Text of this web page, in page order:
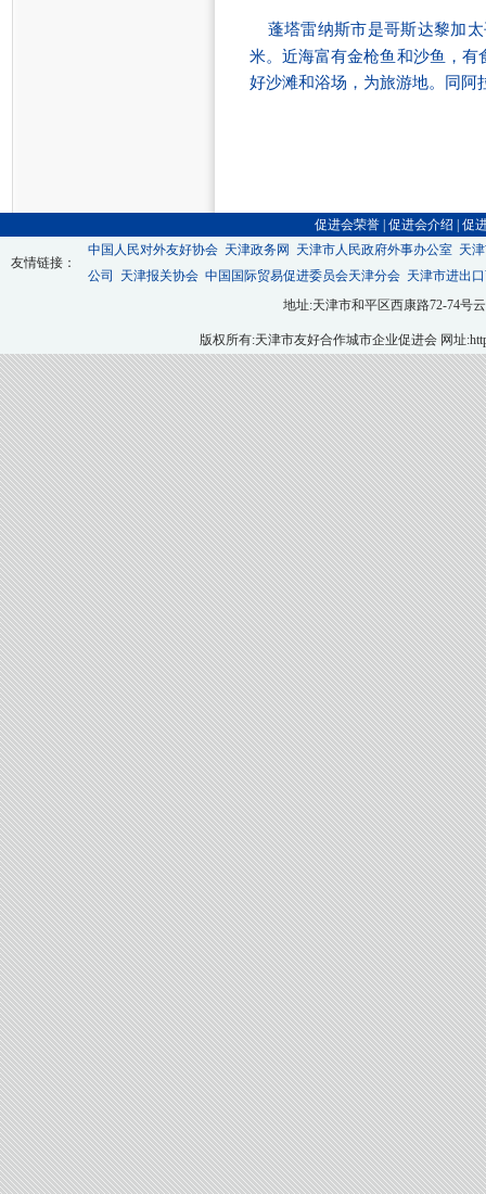
蓬塔雷纳斯市是哥斯达黎加
米。近海富有金枪鱼和沙鱼，
好沙滩和浴场，为旅游地。同阿
促进会荣誉 促进会介绍 促
友情链接：
中国人民对外友好协会 天津政务网 天津市人民政府外事办公室 天
公司
天津报关协会 中国国际贸易促进委员会天津分会 天津市进出
地址:天津市和平区西康路72-74号云
版权所有:天津市友好合作城市企业促进会 网址